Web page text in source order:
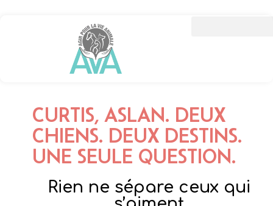
CURTIS, ASLAN. DEUX
CHIENS. DEUX DESTINS.
UNE SEULE QUESTION.
Rien ne sépare ceux qui